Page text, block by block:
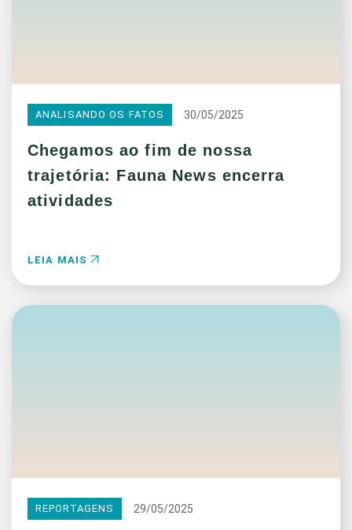
ANALISANDO OS FATOS 30/05/2025
Chegamos ao fim de nossa
trajetória: Fauna News encerra
atividades
LEIA MAIS
REPORTAGENS 29/05/2025